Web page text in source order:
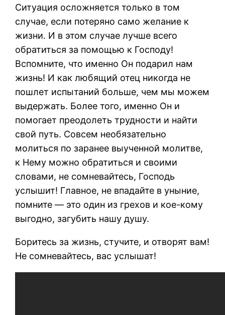
Ситуация осложняется только в том
случае, если потеряно само желание к
жизни. И в этом случае лучше всего
обратиться за помощью к Господу!
Вспомните, что именно Он подарил нам
жизнь! И как любящий отец никогда не
пошлет испытаний больше, чем мы можем
выдержать. Более того, именно Он и
помогает преодолеть трудности и найти
свой путь. Совсем необязательно
молиться по заранее выученной молитве,
к Нему можно обратиться и своими
словами, не сомневайтесь, Господь
услышит! Главное, не впадайте в уныние,
помните — это один из грехов и кое-кому
выгодно, загубить нашу душу.
Боритесь за жизнь, стучите, и отворят вам!
Не сомневайтесь, вас услышат!